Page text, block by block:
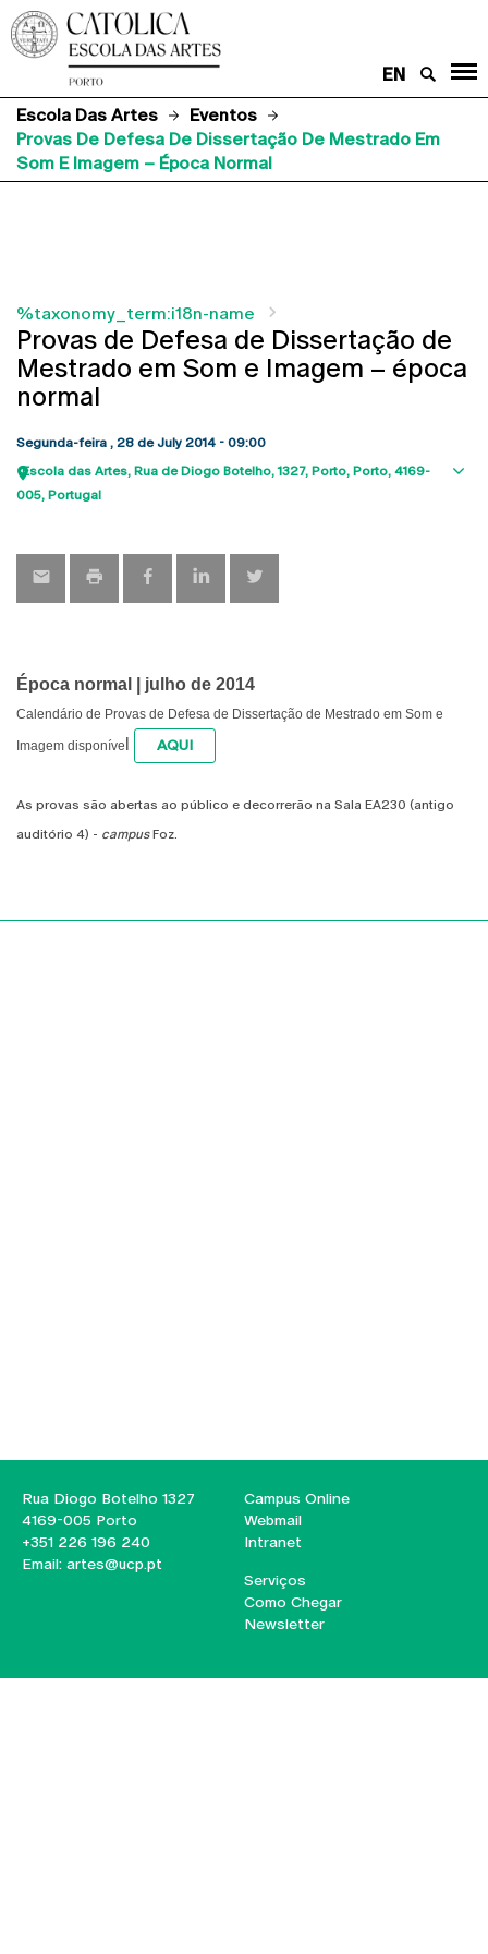
EN
Escola Das Artes
Eventos
Provas De Defesa De Dissertação De Mestrado Em
Som E Imagem – Época Normal
%taxonomy_term:i18n-name
Provas de Defesa de Dissertação de
Mestrado em Som e Imagem – época
normal
Segunda-feira , 28 de July 2014 - 09:00
Escola das Artes Rua de Diogo Botelho, 1327 Porto Porto 4169-
005 Portugal
Época normal | julho de 2014
Calendário de Provas de Defesa de Dissertação de Mestrado em Som e
Imagem disponíve AQUI
As provas são abertas ao público e decorrerão na Sala EA230 (antigo
auditório 4) - campusFoz.
Rua Diogo Botelho 1327
4169-005 Porto
+351 226 196 240
Email: artes@ucp.pt
Campus Online
Webmail
Intranet
Serviços
Como Chegar
Newsletter